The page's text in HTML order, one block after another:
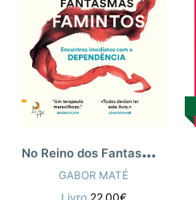
N
o Reino dos Fantasmas Famintos
GABOR MATÉ
Livro 22,00€